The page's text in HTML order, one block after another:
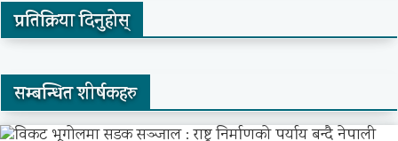
प्रतिक्रिया दिनुहोस्
सम्बन्धित शीर्षकहरु